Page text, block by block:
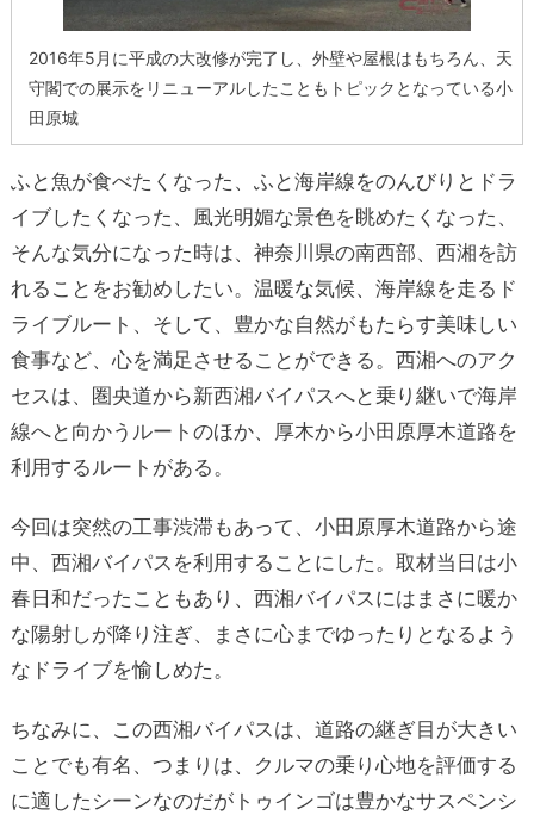
2016年5月に平成の大改修が完了し、外壁や屋根はもちろん、天
守閣での展示をリニューアルしたこともトピックとなっている小
田原城
ふと魚が食べたくなった、ふと海岸線をのんびりとドラ
イブしたくなった、風光明媚な景色を眺めたくなった、
そんな気分になった時は、神奈川県の南西部、西湘を訪
れることをお勧めしたい。温暖な気候、海岸線を走るド
ライブルート、そして、豊かな自然がもたらす美味しい
食事など、心を満足させることができる。西湘へのアク
セスは、圏央道から新西湘バイパスへと乗り継いで海岸
線へと向かうルートのほか、厚木から小田原厚木道路を
利用するルートがある。
今回は突然の工事渋滞もあって、小田原厚木道路から途
中、西湘バイパスを利用することにした。取材当日は小
春日和だったこともあり、西湘バイパスにはまさに暖か
な陽射しが降り注ぎ、まさに心までゆったりとなるよう
なドライブを愉しめた。
ちなみに、この西湘バイパスは、道路の継ぎ目が大きい
ことでも有名、つまりは、クルマの乗り心地を評価する
に適したシーンなのだがトゥインゴは豊かなサスペンシ